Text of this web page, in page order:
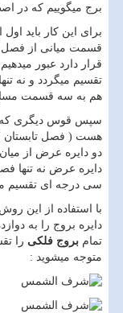
برج میگوییم که در
برای این کار باید
قسمت میانی از فصل
قرار دارد عبور
تقسیم میگردد و نه
هم به سه قسمت
سپس قوس دیگری که
هست ( فصل تابستان )
دو دایره عرض از میان
دایره عرض نه تنها
سی درجه ای تقسیم
با استفاده از این
دایره بروج را به
تمام بروج فلکی را
متوجه میشوید :